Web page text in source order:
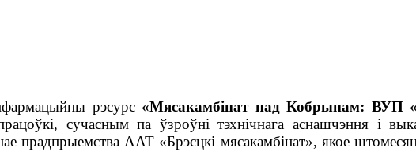
рэсурс «Мясакамбінат пад Кобрынам: ВУП
сучасным па ўзроўні тэхнічнага аснашчэння і
ААТ «Брэсцкі мясакамбінат», якое